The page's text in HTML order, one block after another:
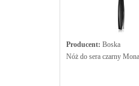
Producent: Boska
Nóż do sera czarny